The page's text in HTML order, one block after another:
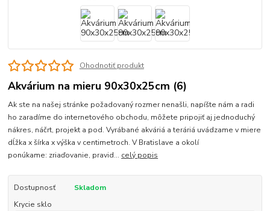
Ohodnotiť produkt
Akvárium na mieru 90x30x25cm (6)
Ak ste na našej stránke požadovaný rozmer nenašli, napíšte nám a radi
ho zaradíme do internetového obchodu, môžete pripojiť aj jednoduchý
nákres, náčrt, projekt a pod. Vyrábané akváriá a teráriá uvádzame v miere
dĺžka x šírka x výška v centimetroch. V Bratislave a okolí
ponúkame: zriaďovanie, pravid... celý popis
Dostupnosť
Skladom
Krycie sklo